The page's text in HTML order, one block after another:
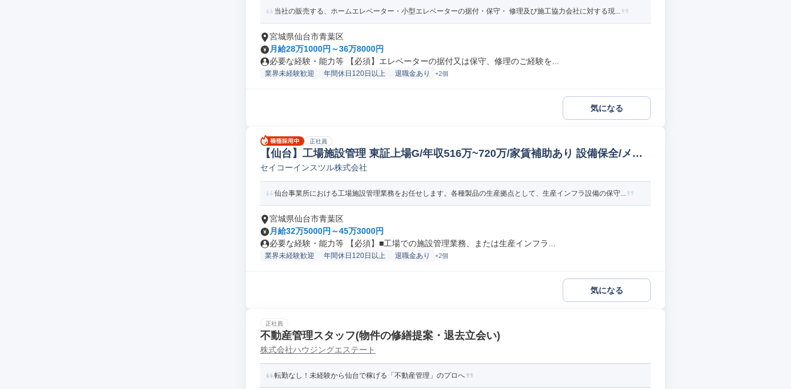
当社の販売する、ホームエレベーター・小型エレベーターの据付・保守・ 修理及び施工協力会社に対する現...
宮城県仙台市青葉区
月給28万1000円～36万8000円
必要な経験・能力等 【必須】エレベーターの据付又は保守、修理のご経験を...
業界未経験歓迎 年間休日120日以上 退職金あり +2個
気になる
正社員
【仙台】工場施設管理 東証上場G/年収516万~720万/家賃補助あり 設備保全/メン
テナンス
セイコーインスツル株式会社
仙台事業所における工場施設管理業務をお任せします。各種製品の生産拠点として、生産インフラ設備の保守...
宮城県仙台市青葉区
月給32万5000円～45万3000円
必要な経験・能力等 【必須】■工場での施設管理業務、または生産インフラ...
業界未経験歓迎 年間休日120日以上 退職金あり +2個
気になる
正社員
不動産管理スタッフ(物件の修繕提案・退去立会い)
株式会社ハウジングエステート
転勤なし！未経験から仙台で稼げる「不動産管理」のプロへ